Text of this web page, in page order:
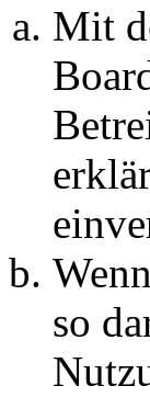
Mit
so